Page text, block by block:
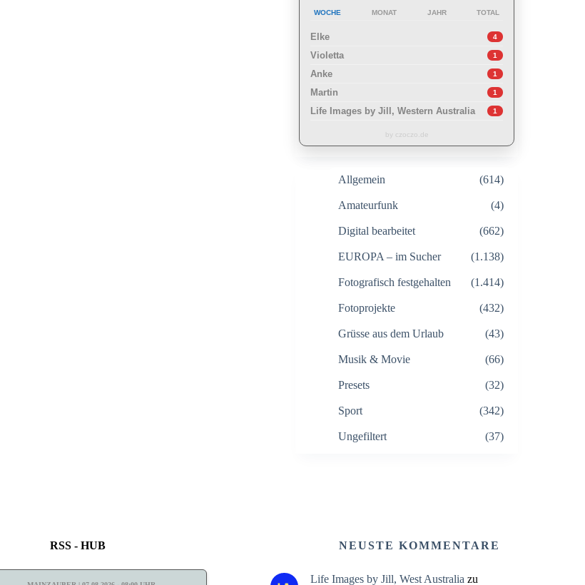
WOCHE MONAT JAHR TOTAL
Elke 4
Violetta 1
Anke 1
Martin 1
Life Images by Jill, Western Australia 1
by czoczo.de
Allgemein (614)
Amateurfunk (4)
Digital bearbeitet (662)
EUROPA – im Sucher (1.138)
Fotografisch festgehalten (1.414)
Fotoprojekte (432)
Grüsse aus dem Urlaub (43)
Musik & Movie (66)
Presets (32)
Sport (342)
Ungefiltert (37)
RSS - HUB NEUSTE KOMMENTARE
Life Images by Jill, West Australia zu